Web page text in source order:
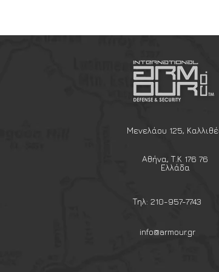
Μενελάου 125,
Αθήνα, Τ.Κ 176 76
Ελλάδα
Τηλ: 210-957-7743
info@armour.gr